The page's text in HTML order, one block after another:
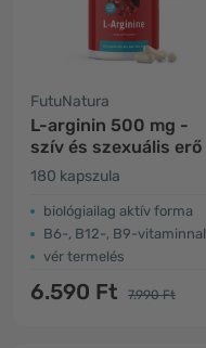
FutuNatura
L-arginin 500 mg -
szív és szexuális erő
180 kapszula
biológiailag aktív forma
B6-, B12-, B9-vitaminnal
vér termelés
6.590 Ft 7.990 Ft